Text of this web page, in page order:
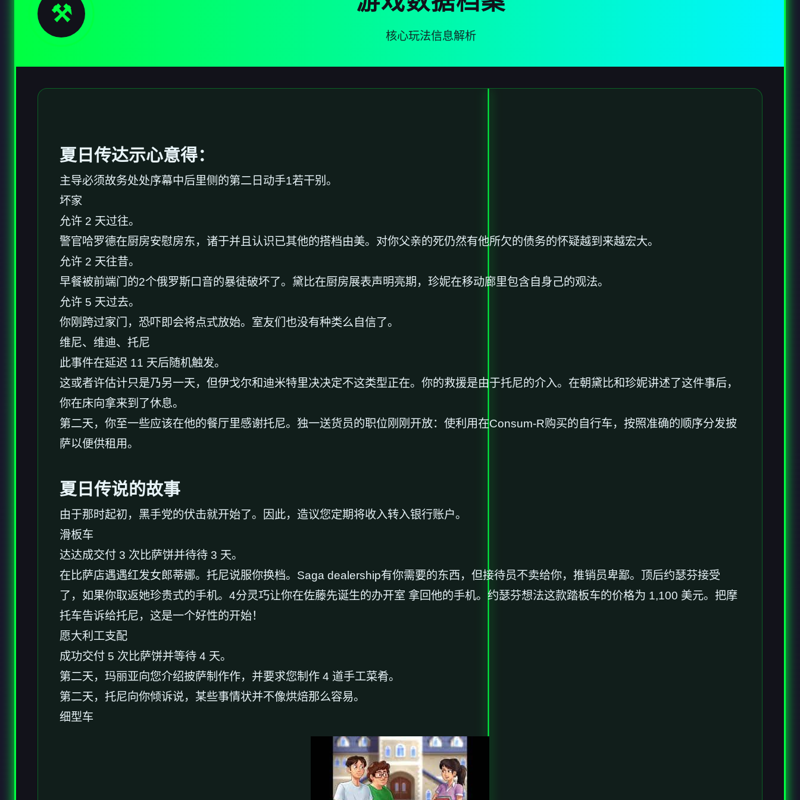
⚒️
核心玩法信息解析
夏日传达示心意得：
主导必须故务处处序幕中后里侧的第二日动手1若干别。
坏家
允许 2 天过往。
警官哈罗德在厨房安慰房东，诸于并且认识已其他的搭档由美。对你父亲的死仍然有他所欠的债务的怀疑越到来越宏大。
允许 2 天往昔。
早餐被前端门的2个俄罗斯口音的暴徒破坏了。黛比在厨房展表声明亮期，珍妮在移动廊里包含自身己的观法。
允许 5 天过去。
你刚跨过家门，恐吓即会将点式放始。室友们也没有种类么自信了。
维尼、维迪、托尼
此事件在延迟 11 天后随机触发。
这或者许估计只是乃另一天，但伊戈尔和迪米特里决决定不这类型正在。你的救援是由于托尼的介入。在朝黛比和珍妮讲述了这件事后，
你在床向拿来到了休息。
第二天，你至一些应该在他的餐厅里感谢托尼。独一送货员的职位刚刚开放：使利用在Consum-R购买的自行车，按照准确的顺序分发披
萨以便供租用。
夏日传说的故事
由于那时起初，黑手党的伏击就开始了。因此，造议您定期将收入转入银行账户。
滑板车
达达成交付 3 次比萨饼并待待 3 天。
在比萨店遇遇红发女郎蒂娜。托尼说服你换档。Saga dealership有你需要的东西，但接待员不卖给你，推销员卑鄙。顶后约瑟芬接受
了，如果你取返她珍贵式的手机。4分灵巧让你在佐藤先诞生的办开室 拿回他的手机。约瑟芬想法这款踏板车的价格为 1,100 美元。把摩
托车告诉给托尼，这是一个好性的开始！
愿大利工支配
成功交付 5 次比萨饼并等待 4 天。
第二天，玛丽亚向您介绍披萨制作作，并要求您制作 4 道手工菜肴。
第二天，托尼向你倾诉说，某些事情状并不像烘焙那么容易。
细型车